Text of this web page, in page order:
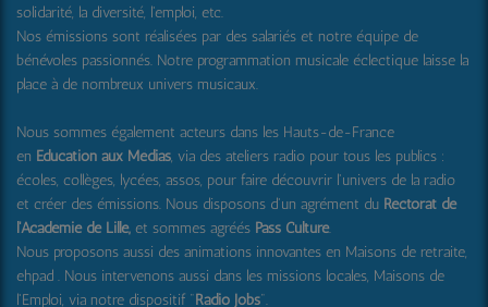
solidarité, la diversité, l'emploi, etc.
Nos émissions sont réalisées par des salariés et notre équipe de
bénévoles passionnés. Notre programmation musicale éclectique laisse la
place à de nombreux univers musicaux.
Nous sommes également acteurs dans les Hauts-de-France
en Education aux Médias, via des ateliers radio pour tous les publics :
écoles, collèges, lycées, assos, pour faire découvrir l'univers de la radio
et créer des émissions. Nous disposons d'un agrément du Rectorat de
l'Académie de Lille, et sommes agréés Pass Culture.
Nous proposons aussi des animations innovantes en Maisons de retraite,
ehpad . Nous intervenons aussi dans les missions locales, Maisons de
l'Emploi, via notre dispositif "Radio Jobs".